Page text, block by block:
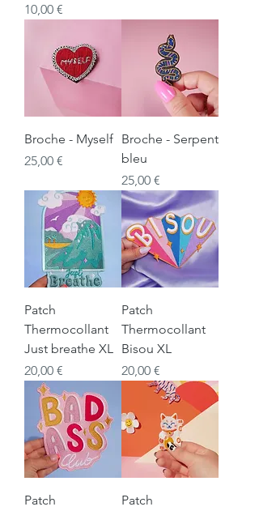
Prix
10,00 €
Broche - Myself
Prix
25,00 €
Broche - Serpent
bleu
Prix
25,00 €
Patch
Thermocollant
Just breathe XL
Prix
20,00 €
Patch
Thermocollant
Bisou XL
Prix
20,00 €
Patch
Patch